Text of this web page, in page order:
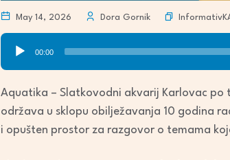
May 14, 2026 Dora Gornik
Audio
Player
00:00
Aquatika – Slatkovodni akvarij Karlovac po
održava u sklopu obilježavanja 10 godina
i opušten prostor za razgovor o temama